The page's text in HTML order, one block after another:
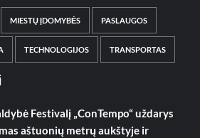
MIESTŲ ĮDOMYBĖS PASLAUGOS
TECHNOLOGIJOS TRANSPORTAS
Festivalį „ConTempo“ uždarys
aštuonių metrų aukštyje ir